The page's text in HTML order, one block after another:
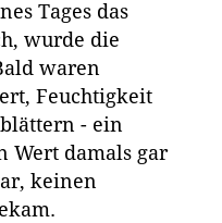
Tages das
wurde die
waren
Feuchtigkeit
- ein
Wert damals gar
keinen